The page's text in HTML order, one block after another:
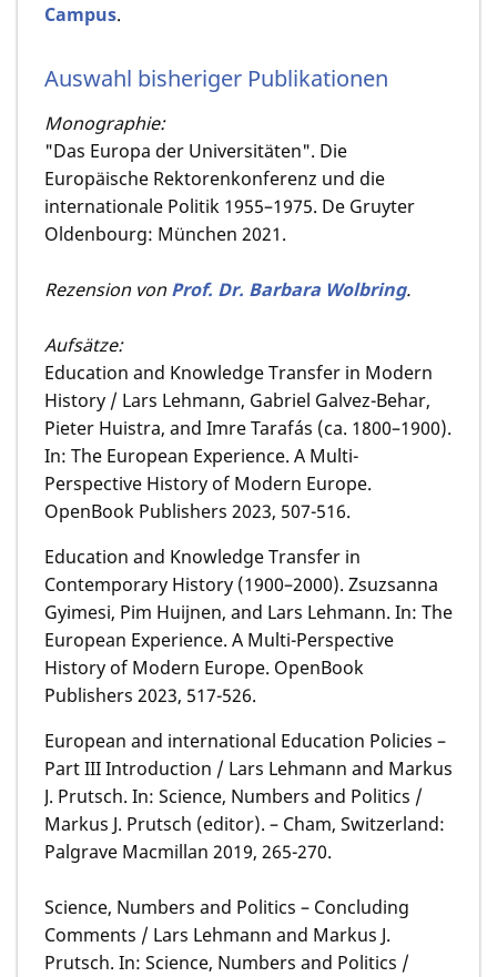
Campus.
Auswahl bisheriger Publikationen
Monographie:
"Das Europa der Universitäten". Die
Europäische Rektorenkonferenz und die
internationale Politik 1955–1975. De Gruyter
Oldenbourg: München 2021.
Rezension von Prof. Dr. Barbara Wolbring.
Aufsätze:
Education and Knowledge Transfer in Modern
History / Lars Lehmann, Gabriel Galvez-Behar,
Pieter Huistra, and Imre Tarafás (ca. 1800–1900).
In: The European Experience. A Multi-
Perspective History of Modern Europe.
OpenBook Publishers 2023, 507-516.
Education and Knowledge Transfer in
Contemporary History (1900–2000). Zsuzsanna
Gyimesi, Pim Huijnen, and Lars Lehmann. In: The
European Experience. A Multi-Perspective
History of Modern Europe. OpenBook
Publishers 2023, 517-526.
European and international Education Policies –
Part III Introduction / Lars Lehmann and Markus
J. Prutsch. In: Science, Numbers and Politics /
Markus J. Prutsch (editor). – Cham, Switzerland:
Palgrave Macmillan 2019, 265-270.
Science, Numbers and Politics – Concluding
Comments / Lars Lehmann and Markus J.
Prutsch. In: Science, Numbers and Politics /